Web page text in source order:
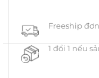
Freeship
1 đổi 1 nếu